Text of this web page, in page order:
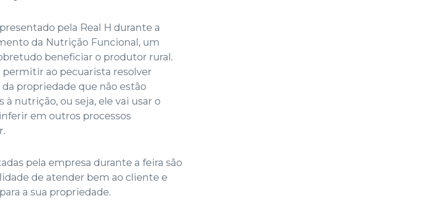
pela Real H durante a
da Nutrição Funcional, um
beneficiar o produtor rural.
permitir ao pecuarista resolver
propriedade que não estão
nutrição, ou seja, ele vai usar o
em outros processos
pela empresa durante a feira são
de atender bem ao cliente e
a sua propriedade.